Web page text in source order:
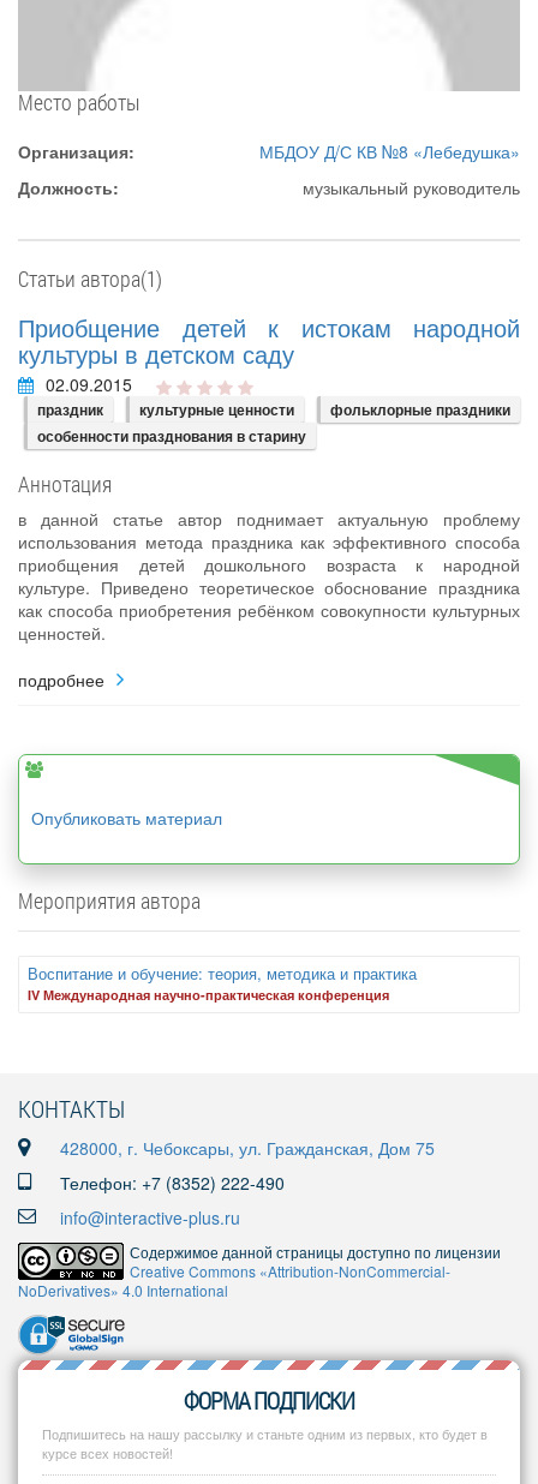
Место работы
Организация:
МБДОУ Д/С КВ №8 «Лебедушка»
Должность:
музыкальный руководитель
Статьи автора(1)
Приобщение детей к истокам народной
культуры в детском саду
02.09.2015
праздник культурные ценности
фольклорные праздники
особенности празднования в старину
Аннотация
в данной статье автор поднимает актуальную проблему
использования метода праздника как эффективного способа
приобщения детей дошкольного возраста к народной
культуре. Приведено теоретическое обоснование праздника
как способа приобретения ребёнком совокупности культурных
ценностей.
подробнее
Опубликовать материал
Мероприятия автора
Воспитание и обучение: теория, методика и практика
IV Международная научно-практическая конференция
КОНТАКТЫ
428000, г. Чебоксары, ул. Гражданская, Дом 75
Телефон: +7 (8352) 222-490
info@interactive-plus.ru
Содержимое данной страницы доступно по лицензии
Creative Commons «Attribution-NonCommercial-
NoDerivatives» 4.0 International
ФОРМА ПОДПИСКИ
Подпишитесь на нашу рассылку и станьте одним из первых, кто будет в
курсе всех новостей!